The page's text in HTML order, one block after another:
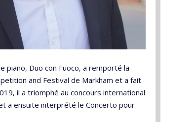
piano, Duo con Fuoco, a remporté la
and Festival de Markham et a fait
il a triomphé au concours international
a ensuite interprété le Concerto pour